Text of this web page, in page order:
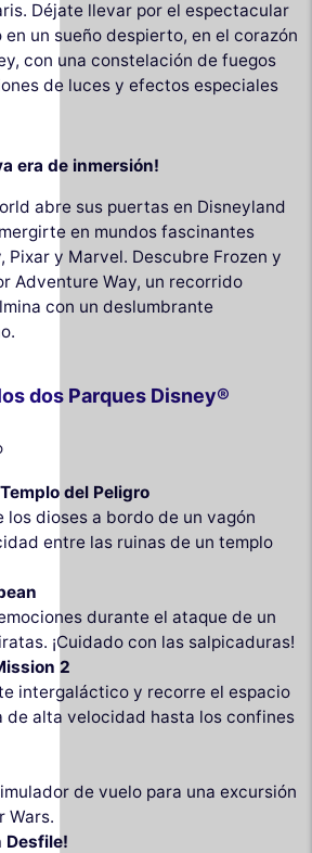
Déjate llevar por el espectacular
un sueño despierto, en el corazón
con una constelación de fuegos
de luces y efectos especiales
era de inmersión!
abre sus puertas en Disneyland
en mundos fascinantes
Pixar y Marvel. Descubre Frozen y
Adventure Way, un recorrido
con un deslumbrante
dos Parques Disney®
del Peligro
los dioses a bordo de un vagón
entre las ruinas de un templo
durante el ataque de un
¡Cuidado con las salpicaduras!
2
intergaláctico y recorre el espacio
de alta velocidad hasta los confines
de vuelo para una excursión
Wars.
Desfile!